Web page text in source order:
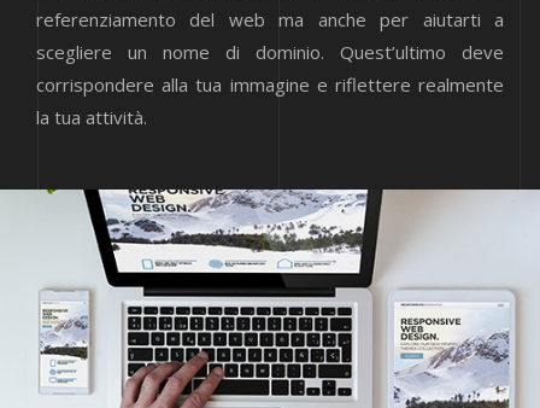
referenziamento del web ma anche per aiutarti a
scegliere un nome di dominio. Quest’ultimo deve
corrispondere alla tua immagine e riflettere realmente
la tua attività.